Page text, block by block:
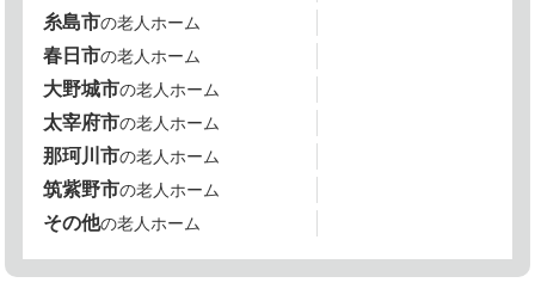
糸島市の老人ホーム
春日市の老人ホーム
大野城市の老人ホーム
太宰府市の老人ホーム
那珂川市の老人ホーム
筑紫野市の老人ホーム
その他の老人ホーム